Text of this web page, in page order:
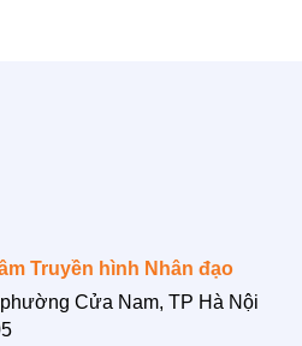
Truyền hình Nhân đạo
Cửa Nam, TP Hà Nội